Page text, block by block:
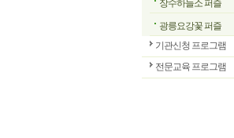
장수하늘소 퍼즐
광릉요강꽃 퍼즐
기관신청 프로그램
전문교육 프로그램